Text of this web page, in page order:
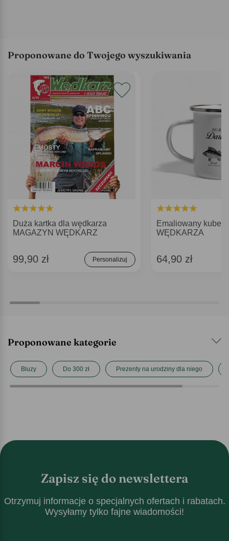
Proponowane do Twojego wyszukiwania
Duża kartka dla wędkarza
MAGAZYN WĘDKARZ
99,90 zł Personalizuj
Emaliowany kubek
WĘDKARZA
64,90 zł
Proponowane kategorie
Bluzy Do 300 zł Prezenty na urodziny dla niego
Zapisz się do newslettera
Otrzymuj informacje o specjalnych ofertach i rabatach.
Wysyłamy tylko fajne wiadomości!